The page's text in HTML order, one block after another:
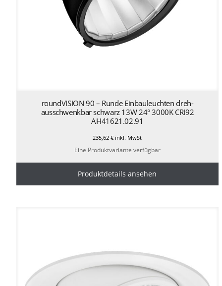
roundVISION 90 – Runde Einbauleuchten dreh-
ausschwenkbar schwarz 13W 24° 3000K CRI92
AH41621.02.91
235,62€ inkl. MwSt
Eine Produktvariante verfügbar
Produktdetails ansehen